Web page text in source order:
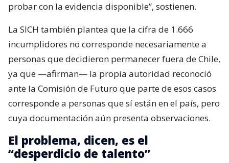
probar con la evidencia disponible”, sostienen.
La SICH también plantea que la cifra de 1.666
incumplidores no corresponde necesariamente a
personas que decidieron permanecer fuera de Chile,
ya que —afirman— la propia autoridad reconoció
ante la Comisión de Futuro que parte de esos casos
corresponde a personas que sí están en el país, pero
cuya documentación aún presenta observaciones.
El problema, dicen, es el
“desperdicio de talento”